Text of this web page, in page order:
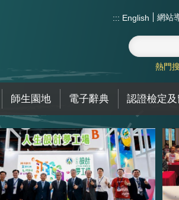
::: English 網站
熱門
師生園地 電子辭典 認證檢定